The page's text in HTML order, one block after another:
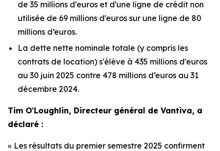
de 35 millions d'euros et d'une ligne de crédit non
utilisée de 69 millions d'euros sur une ligne de 80
millions d’euros.
La dette nette nominale totale (y compris les
contrats de location) s'élève à 435 millions d'euros
au 30 juin 2025 contre 478 millions d’euros au 31
décembre 2024.
Tim O'Loughlin, Directeur général de Vantiva, a
déclaré :
« Les résultats du premier semestre 2025 confirment